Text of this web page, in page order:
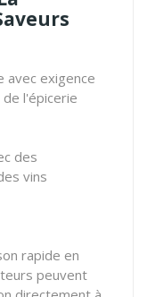
avec exigence
l'épicerie
des
vins
rapide en
peuvent